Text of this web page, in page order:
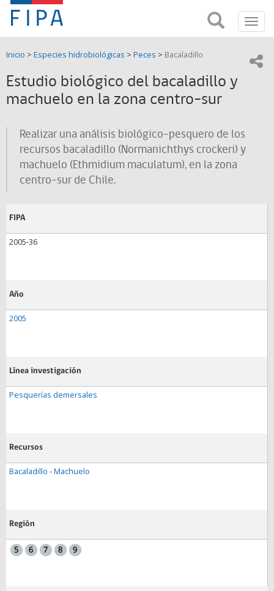
Fondo
de
Investigación
Pesquera
y
Acuicultura
(FIPA)-
SUBPESCA
FIPA;
Fondo
Investigación
y
de
Acuicultira
Inicio > Especies hidrobiológicas > Peces > Bacaladillo
Estudio biológico del bacaladillo y
machuelo en la zona centro-sur
Realizar una análisis biológico-pesquero de los
recursos bacaladillo (Normanichthys crockeri) y
machuelo (Ethmidium maculatum), en la zona
centro-sur de Chile.
FIPA
2005-36
Año
2005
Línea investigación
Pesquerías demersales
Recursos
Bacaladillo -Machuelo
Región